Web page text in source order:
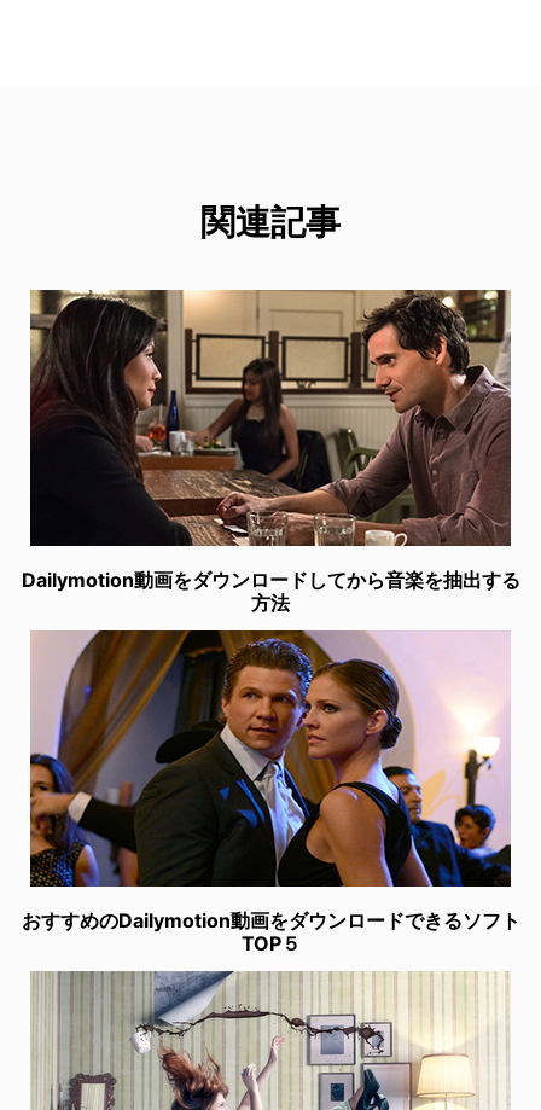
関連記事
Dailymotion動画をダウンロードしてから音楽を抽出する
方法
おすすめのDailymotion動画をダウンロードできるソフト
TOP５